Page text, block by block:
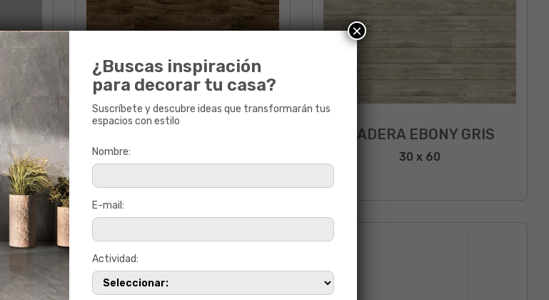
MADERA EBONY GRIS
30 x 60
¿Buscas inspiración
para decorar tu casa?
Suscríbete y descubre ideas que transformarán tus
espacios con estilo
Nombre:
E-mail:
Actividad:
×